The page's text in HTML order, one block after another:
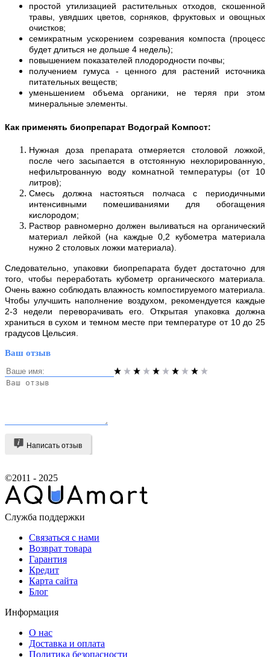
простой утилизацией растительных отходов, скошенной
травы, увядших цветов, сорняков, фруктовых и овощных
очистков;
семикратным ускорением созревания компоста (процесс
будет длиться не дольше 4 недель);
повышением показателей плодородности почвы;
получением гумуса - ценного для растений источника
питательных веществ;
уменьшением объема органики, не теряя при этом
минеральные элементы.
Как применять биопрепарат Водограй Компост:
Нужная доза препарата отмеряется столовой ложкой,
после чего засыпается в отстоянную нехлорированную,
нефильтрованную воду комнатной температуры (от 10
литров);
Смесь должна настояться полчаса с периодичными
интенсивными помешиваниями для обогащения
кислородом;
Раствор равномерно должен выливаться на органический
материал лейкой (на каждые 0,2 кубометра материала
нужно 2 столовых ложки материала).
Следовательно, упаковки биопрепарата будет достаточно для
того, чтобы переработать кубометр органического материала.
Очень важно соблюдать влажность компостируемого материала.
Чтобы улучшить наполнение воздухом, рекомендуется каждые
2-3 недели переворачивать его. Открытая упаковка должна
храниться в сухом и темном месте при температуре от 10 до 25
градусов Цельсия.
Ваш отзыв
Написать отзыв
©2011 - 2025
Служба поддержки
Связаться с нами
Возврат товара
Гарантия
Кредит
Карта сайта
Блог
Информация
О нас
Доставка и оплата
Политика безопасности